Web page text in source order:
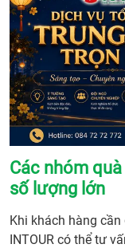
Các nhóm
số lượng lớn
Khi khách hàng cần
INTOUR có thể tư